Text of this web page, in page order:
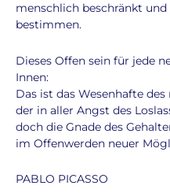
menschlich beschränkt
bestimmen.
Dieses Offen sein für jede
Innen:
Das ist das Wesenhafte
der in aller Angst des
doch die Gnade des
im Offenwerden neuer
PABLO PICASSO